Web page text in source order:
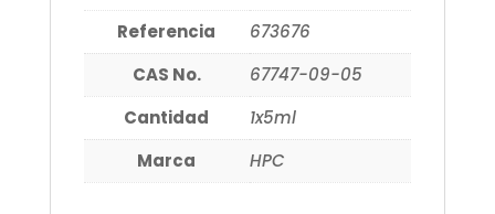
Referencia
673676
CAS No.
67747-09-05
Cantidad
1x5ml
Marca
HPC